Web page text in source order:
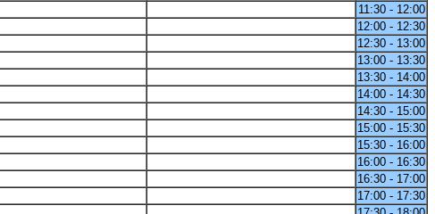
11:30 - 12:00
12:00 - 12:30
12:30 - 13:00
13:00 - 13:30
13:30 - 14:00
14:00 - 14:30
14:30 - 15:00
15:00 - 15:30
15:30 - 16:00
16:00 - 16:30
16:30 - 17:00
17:00 - 17:30